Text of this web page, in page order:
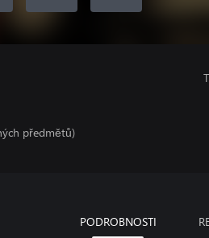
předmětů)
PODROBNOSTI